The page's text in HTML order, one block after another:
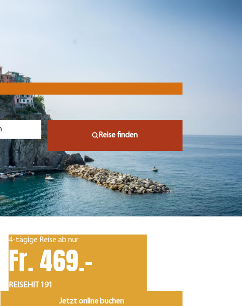
Reise finden
4-tägige Reise ab nur
Fr. 469.-
REISEHIT 191
Jetzt online buchen